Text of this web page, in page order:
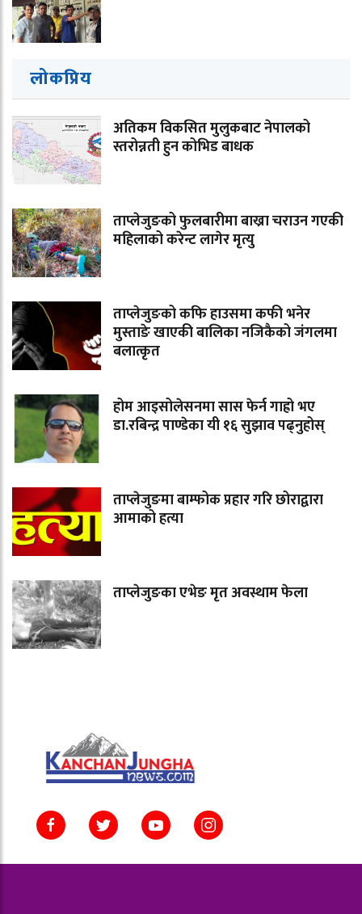
लोकप्रिय
अतिकम विकसित मुलुकबाट नेपालको
स्तरोन्नती हुन कोभिड बाधक
ताप्लेजुङको फुलबारीमा बाख्रा चराउन गएकी
महिलाको करेन्ट लागेर मृत्यु
ताप्लेजुङको कफि हाउसमा कफी भनेर
मुस्ताङे खाएकी बालिका नजिकैको जंगलमा
बलात्कृत
होम आइसोलेसनमा सास फेर्न गाह्रो भए
डा.रबिन्द्र पाण्डेका यी १६ सुझाव पढ्नुहोस्
ताप्लेजुङमा बाम्फोक प्रहार गरि छोराद्वारा
आमाको हत्या
ताप्लेजुङका एभेङ मृत अवस्थाम फेला